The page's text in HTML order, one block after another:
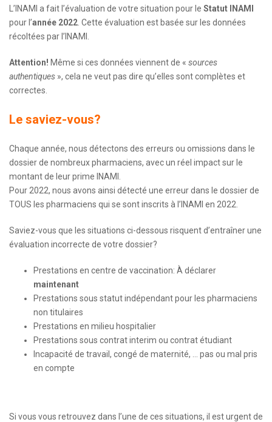
L’INAMI a fait l’évaluation de votre situation pour le Statut INAMI
pour l’année 2022 . Cette évaluation est basée sur les données
récoltées par l’INAMI.
Attention! Même si ces données viennent de « sources
authentiques », cela ne veut pas dire qu’elles sont complètes et
correctes.
Le saviez-vous?
Chaque année, nous détectons des erreurs ou omissions dans le
dossier de nombreux pharmaciens, avec un réel impact sur le
montant de leur prime INAMI.
Pour 2022, nous avons ainsi détecté une erreur dans le dossier de
TOUS les pharmaciens qui se sont inscrits à l’INAMI en 2022.
Saviez-vous que les situations ci-dessous risquent d’entraîner une
évaluation incorrecte de votre dossier?
Prestations en centre de vaccination: À déclarer
maintenant
Prestations sous statut indépendant pour les pharmaciens
non titulaires
Prestations en milieu hospitalier
Prestations sous contrat interim ou contrat étudiant
Incapacité de travail, congé de maternité, … pas ou mal pris
en compte
Si vous vous retrouvez dans l’une de ces situations, il est urgent de